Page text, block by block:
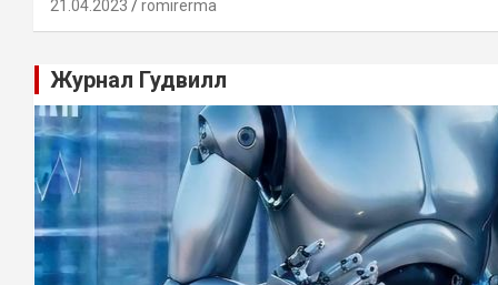
21.04.2023 romirerma
Журнал Гудвилл